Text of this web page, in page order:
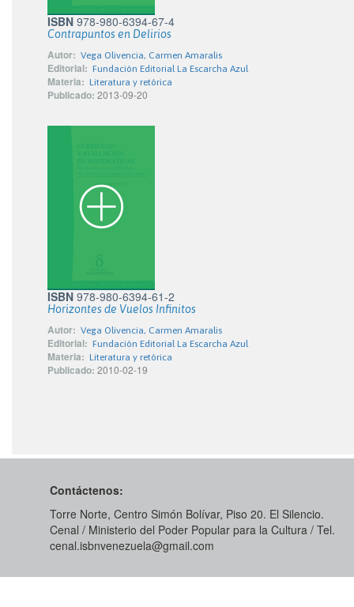
ISBN 978-980-6394-67-4
Contrapuntos en Delirios
Autor: Vega Olivencia, Carmen Amaralis
Editorial: Fundación Editorial La Escarcha Azul
Materia: Literatura y retórica
Publicado: 2013-09-20
ISBN 978-980-6394-61-2
Horizontes de Vuelos Infinitos
Autor: Vega Olivencia, Carmen Amaralis
Editorial: Fundación Editorial La Escarcha Azul
Materia: Literatura y retórica
Publicado: 2010-02-19
Contáctenos:
Torre Norte, Centro Simón Bolívar, Piso 20. El Silencio.
Cenal / Ministerio del Poder Popular para la Cultura / Tel.
cenal.isbnvenezuela@gmail.com